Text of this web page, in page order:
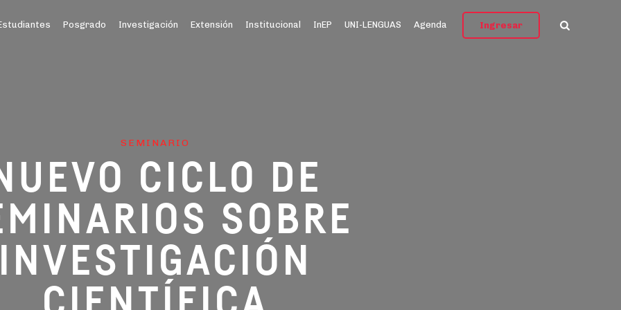
Posgrado Investigación Extensión Institucional InEP UNI-LENGUAS Agenda Ingresar
SEMINARIO
CICLO DE
SOBRE